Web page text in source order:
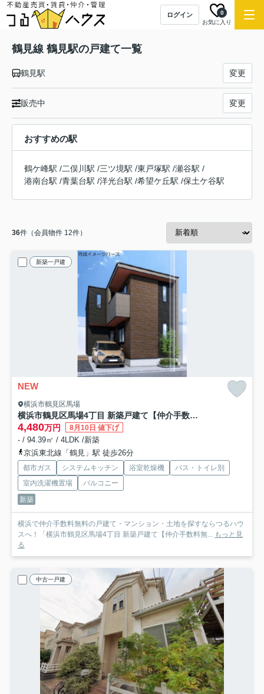
ログイン
お気に入り
0
鶴見線 鶴見駅の戸建て一覧
鶴見駅 変更
販売中 変更
おすすめの駅
鶴ケ峰駅 /二俣川駅 /三ツ境駅 /東戸塚駅 /瀬谷駅 /
港南台駅 /青葉台駅 /洋光台駅 /希望ケ丘駅 /保土ケ谷駅
36件（会員物件 12件）
新築一戸建
NEW
横浜市鶴見区馬場
横浜市鶴見区馬場4丁目 新築戸建て【仲介手数料無料】
4,480万円 8月10日 値下げ
- / 94.39㎡ / 4LDK /新築
京浜東北線「鶴見」駅 徒歩26分
都市ガス システムキッチン 浴室乾燥機
バス・トイレ別
室内洗濯機置場
バルコニー
新築
横浜で仲介手数料無料の戸建て・マンション・土地を探すならつるハウ
スへ！「横浜市鶴見区馬場4丁目 新築戸建て【仲介手数料無... もっと見
る
中古一戸建